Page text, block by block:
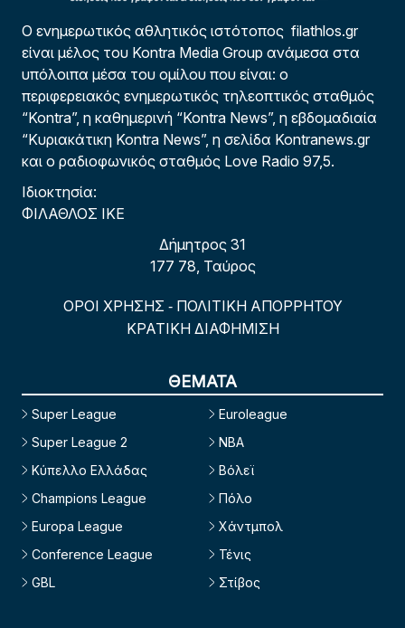
Ο ενημερωτικός αθλητικός ιστότοπος filathlos.gr
είναι μέλος του Kontra Media Group ανάμεσα στα
υπόλοιπα μέσα του ομίλου που είναι: ο
περιφερειακός ενημερωτικός τηλεοπτικός σταθμός
“Kontra”, η καθημερινή “Kontra News”, η εβδομαδιαία
“Κυριακάτικη Kontra News”, η σελίδα Kontranews.gr
και ο ραδιοφωνικός σταθμός Love Radio 97,5.
Ιδιοκτησία:
ΦΙΛΑΘΛΟΣ ΙΚΕ
Δήμητρος 31
177 78, Ταύρος
ΟΡΟΙ ΧΡΗΣΗΣ - ΠΟΛΙΤΙΚΗ ΑΠΟΡΡΗΤΟΥ
ΚΡΑΤΙΚΗ ΔΙΑΦΗΜΙΣΗ
ΘΕΜΑΤΑ
Super League
Super League 2
Κύπελλο Ελλάδας
Champions League
Europa League
Conference League
GBL
Euroleague
NBA
Βόλεϊ
Πόλο
Χάντμπολ
Τένις
Στίβος